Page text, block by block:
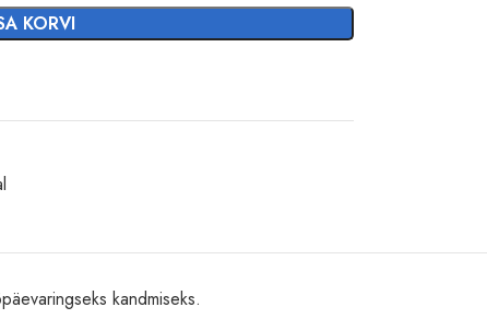
KORVI
kandmiseks.